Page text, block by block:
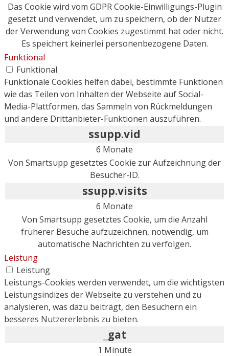
Das Cookie wird vom GDPR Cookie-Einwilligungs-Plugin
gesetzt und verwendet, um zu speichern, ob der Nutzer
der Verwendung von Cookies zugestimmt hat oder nicht.
Es speichert keinerlei personenbezogene Daten.
Funktional
Funktional
Funktionale Cookies helfen dabei, bestimmte Funktionen
wie das Teilen von Inhalten der Webseite auf Social-
Media-Plattformen, das Sammeln von Rückmeldungen
und andere Drittanbieter-Funktionen auszuführen.
ssupp.vid
6 Monate
Von Smartsupp gesetztes Cookie zur Aufzeichnung der
Besucher-ID.
ssupp.visits
6 Monate
Von Smartsupp gesetztes Cookie, um die Anzahl
früherer Besuche aufzuzeichnen, notwendig, um
automatische Nachrichten zu verfolgen.
Leistung
Leistung
Leistungs-Cookies werden verwendet, um die wichtigsten
Leistungsindizes der Webseite zu verstehen und zu
analysieren, was dazu beiträgt, den Besuchern ein
besseres Nutzererlebnis zu bieten.
_gat
1 Minute